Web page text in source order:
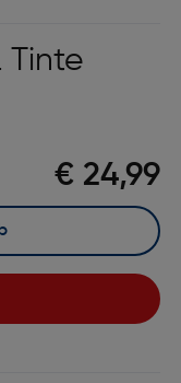
Tinte
€ 24,99